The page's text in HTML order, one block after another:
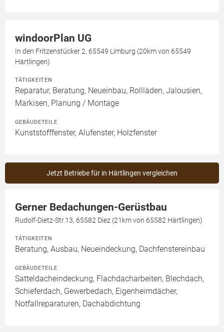
windoorPlan UG
In den Fritzenstücker 2, 65549 Limburg (20km von 65549
Härtlingen)
TÄTIGKEITEN
Reparatur, Beratung, Neueinbau, Rollläden, Jalousien,
Markisen, Planung / Montage
GEBÄUDETEILE
Kunststofffenster, Alufenster, Holzfenster
Jetzt Betriebe für in Härtlingen vergleichen
Gerner Bedachungen-Gerüstbau
Rudolf-Dietz-Str.13, 65582 Diez (21km von 65582 Härtlingen)
TÄTIGKEITEN
Beratung, Ausbau, Neueindeckung, Dachfenstereinbau
GEBÄUDETEILE
Satteldacheindeckung, Flachdacharbeiten, Blechdach,
Schieferdach, Gewerbedach, Eigenheimdächer,
Notfallreparaturen, Dachabdichtung